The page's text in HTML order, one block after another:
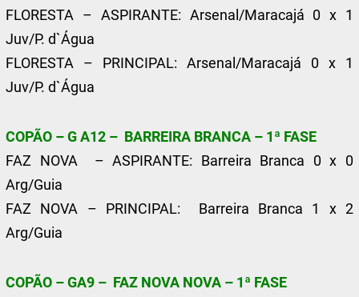
FLORESTA – ASPIRANTE: Arsenal/Maracajá 0 x 1
Juv/P. d`Água
FLORESTA – PRINCIPAL: Arsenal/Maracajá 0 x 1
Juv/P. d`Água
COPÃO – G A12 – BARREIRA BRANCA – 1ª FASE
FAZ NOVA – ASPIRANTE: Barreira Branca 0 x 0
Arg/Guia
FAZ NOVA – PRINCIPAL: Barreira Branca 1 x 2
Arg/Guia
COPÃO – GA9 – FAZ NOVA NOVA – 1ª FASE